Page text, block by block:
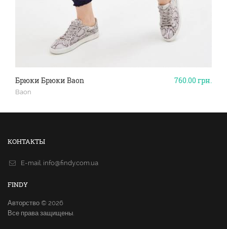
760.00грн.
Брюки Брюки Baon
Baon
КОНТАКТЫ
E-mail. info@findy.com.ua
FINDY
Авторство © 2026
Все права защищены.